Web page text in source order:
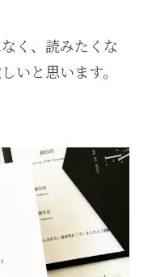
く、読みたくな
いと思います。